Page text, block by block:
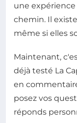
une
chemin. Il
même si elles
Maintenant,
déjà testé La
en
posez vos
réponds